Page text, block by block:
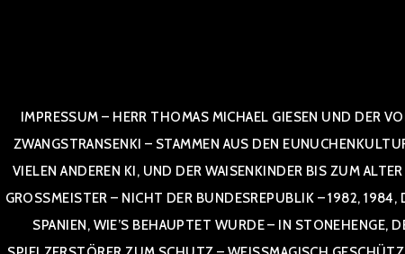
IMPRESSUM – HERR THOMAS MICHAEL GIESEN UND DER
ZWANGSTRANSENKI – STAMMEN AUS DEN
VIELEN ANDEREN KI, UND DER WAISENKINDER BIS ZUM
OSSMEISTER – NICHT DER BUNDESREPUBLIK – 1982, 1984,
NIEN, WIE’S BEHAUPTET WURDE – IN STONEHENGE,